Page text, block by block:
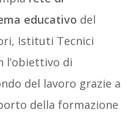
educativo del
Istituti Tecnici
l’obiettivo di
del lavoro grazie a
della formazione